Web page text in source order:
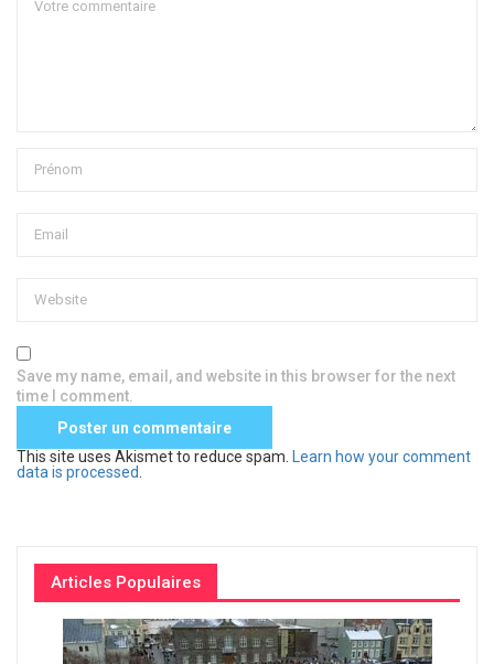
Save my name, email, and website in this browser for the next
time I comment.
This site uses Akismet to reduce spam.
Learn how your comment
data is processed
Articles Populaires